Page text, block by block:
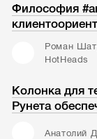
Философия
Роман
HotHeads
Колонка для
Рунета
Анатолий